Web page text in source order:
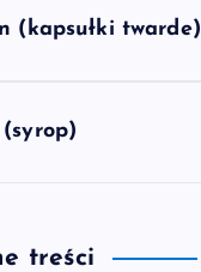
(kapsułki twarde)
treści